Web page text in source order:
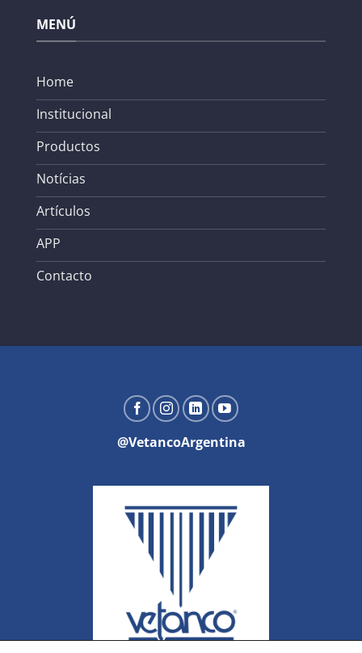
MENÚ
Home
Institucional
Productos
Notícias
Artículos
APP
Contacto
@VetancoArgentina